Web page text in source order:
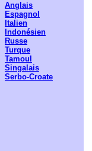
Anglais
Espagnol
Italien
Indonésien
Russe
Turque
Tamoul
Singalais
Serbo-Croate